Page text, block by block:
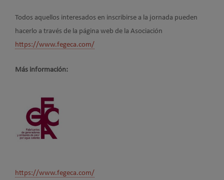
Todos aquellos interesados en inscribirse a la jornada pueden
hacerlo a través de la página web de la Asociación
https://www.fegeca.com/
Más información:
https://www.fegeca.com/